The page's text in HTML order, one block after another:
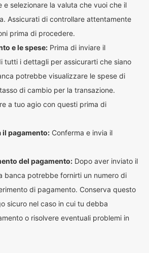
e selezionare la valuta che vuoi che il
Assicurati di controllare attentamente
prima di procedere.
e le spese: Prima di inviare il
tutti i dettagli per assicurarti che siano
potrebbe visualizzare le spese di
di cambio per la transazione.
a tuo agio con questi prima di
il pagamento: Conferma e invia il
del pagamento: Dopo aver inviato il
banca potrebbe fornirti un numero di
di pagamento. Conserva questo
sicuro nel caso in cui tu debba
o risolvere eventuali problemi in